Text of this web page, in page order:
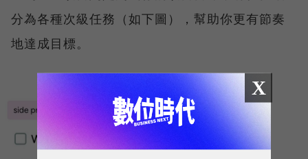
分為各種次級任務（如下圖），幫助你更有節奏
地達成目標。
X